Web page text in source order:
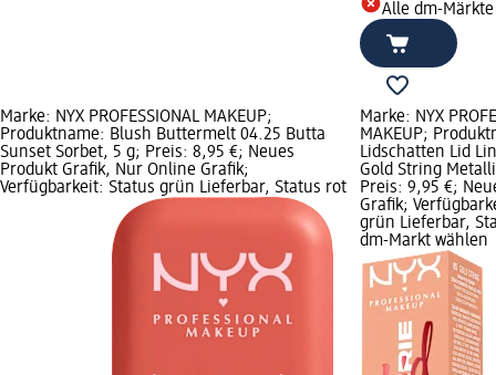
Alle dm-Märkte
Marke: NYX PROFESSIONAL MAKEUP;
Produktname: Blush Buttermelt 04.25 Butta
Sunset Sorbet, 5 g; Preis: 8,95 €; Neues
Produkt Grafik, Nur Online Grafik;
Verfügbarkeit: Status grün Lieferbar, Status rot
Marke: NYX
MAKEUP;
Lidschatten Lid
Gold String
Preis: 9,95 €;
Grafik;
grün Lieferbar,
dm-Markt wählen